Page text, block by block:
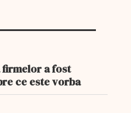
firmelor a fost
ce este vorba